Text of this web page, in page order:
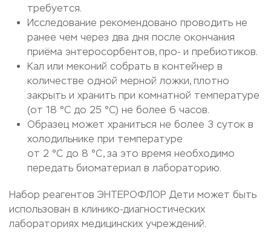
требуется.
Исследование рекомендовано проводить не
ранее чем через два дня после окончания
приёма энтеросорбентов, про- и пребиотиков.
Кал или меконий собрать в контейнер в
количестве одной мерной ложки, плотно
закрыть и хранить при комнатной температуре
(от 18 °С до 25 °С) не более 6 часов.
Образец может храниться не более 3 суток в
холодильнике при температуре
от 2 °С до 8 °С, за это время необходимо
передать биоматериал в лабораторию.
Набор реагентов ЭНТЕРОФЛОР Дети может быть
использован в клинико-диагностических
лабораториях медицинских учреждений.